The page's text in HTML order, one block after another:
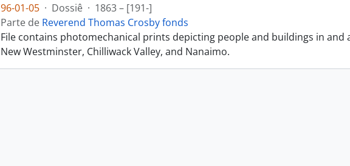
96-01-05 · Dossiê · 1863 – [191-]
Parte de Reverend Thomas Crosby fonds
File contains photomechanical prints depicting people and buildings in
New Westminster, Chilliwack Valley, and Nanaimo.